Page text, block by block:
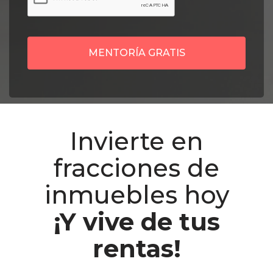
MENTORÍA GRATIS
Invierte en
fracciones de
inmuebles hoy
¡Y vive de tus
rentas!